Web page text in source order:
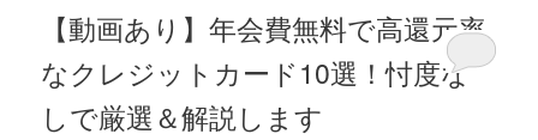
【動画あり】年会費無料で高還元率
なクレジットカード10選！忖度な
しで厳選＆解説します